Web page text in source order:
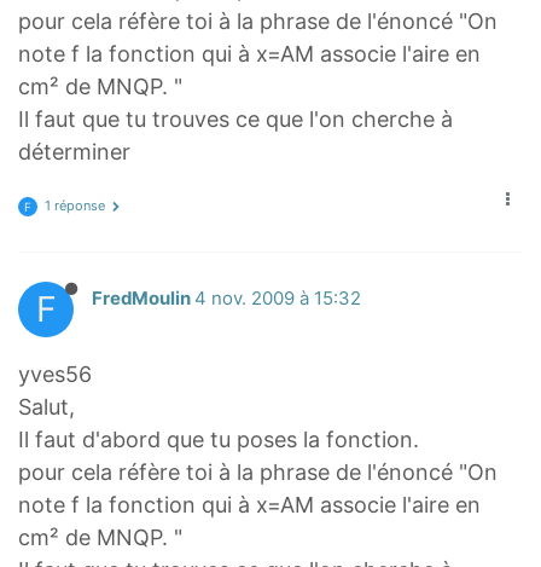
pour cela réfère toi à la phrase de l'énoncé "On
note f la fonction qui à x=AM associe l'aire en
cm² de MNQP. "
Il faut que tu trouves ce que l'on cherche à
déterminer
F 1 réponse
F FredMoulin 4 nov. 2009 à 15:32
yves56
Salut,
Il faut d'abord que tu poses la fonction.
pour cela réfère toi à la phrase de l'énoncé "On
note f la fonction qui à x=AM associe l'aire en
cm² de MNQP. "